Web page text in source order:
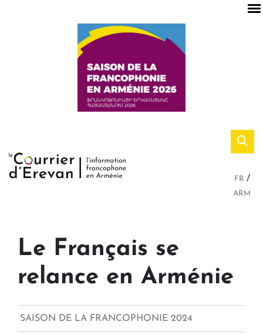
FR
ARM
Le Français se
relance en Arménie
SAISON DE LA FRANCOPHONIE 2024